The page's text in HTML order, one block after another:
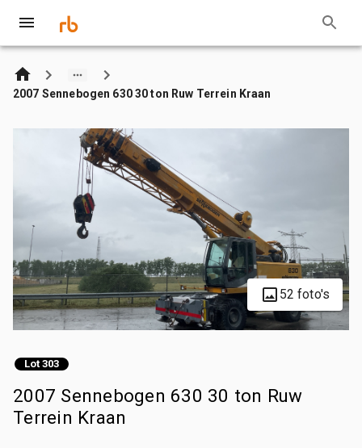
2007 Sennebogen 630 30 ton Ruw Terrein Kraan
52 foto's
Lot 303
2007 Sennebogen 630 30 ton Ruw
Terrein Kraan